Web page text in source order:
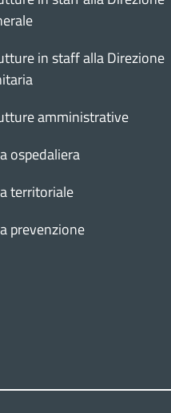
in staff alla Direzione
amministrative
ospedaliera
territoriale
prevenzione